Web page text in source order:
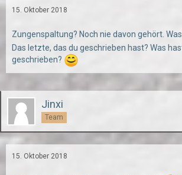
15. Oktober 2018
Zungenspaltung? Noch nie davon gehört.
Das letzte, das du geschrieben hast? Was
geschrieben?
Jinxi
Team
15. Oktober 2018